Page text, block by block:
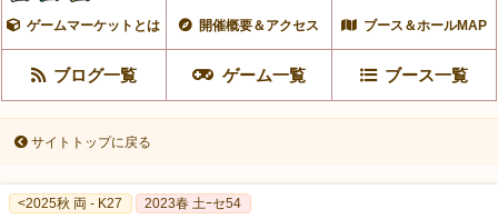
ゲームマーケットとは 開催概要＆アクセス ブース＆ホールMAP
ブログ一覧 ゲーム一覧 ブース一覧
サイトトップに戻る
<2025秋 両 - K27 2023春 土ｰセ54